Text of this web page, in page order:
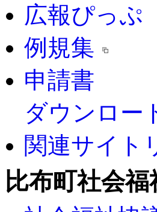
広報ぴっぷ
例規集
申請書
ダウンロー
関連サイト
比布町社会